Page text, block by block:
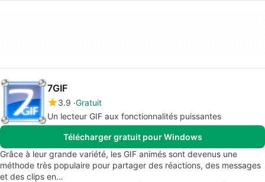
7GIF
3.9 Gratuit
Un lecteur GIF aux fonctionnalités puissantes
Télécharger gratuit pour Windows
Grâce à leur grande variété, les GIF animés sont devenus une
méthode très populaire pour partager des réactions, des messages
et des clips en…